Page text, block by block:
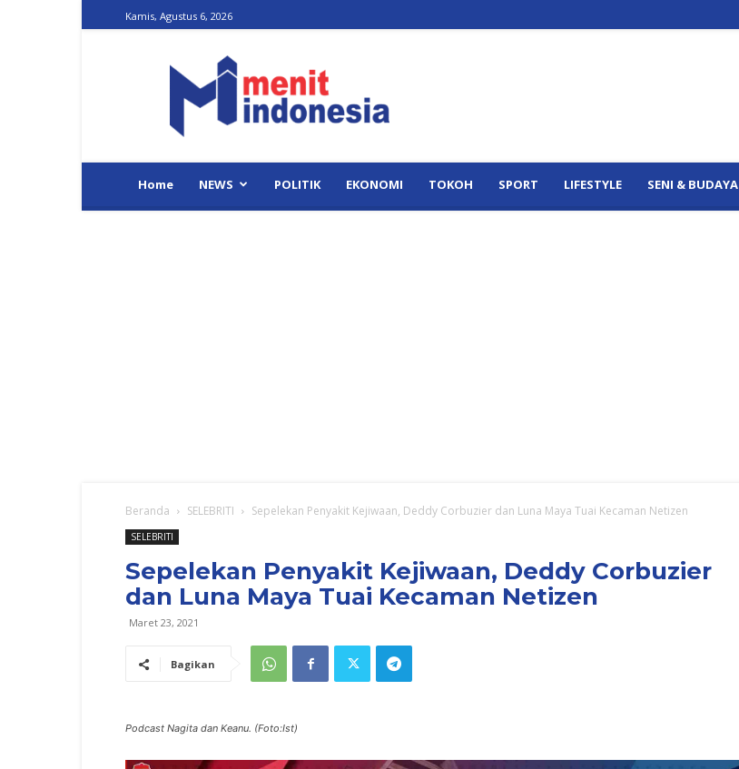
Kamis, Agustus 6, 2026
Indonesia
Home NEWS POLITIK EKONOMI TOKOH SPORT LIFESTYLE SENI & BUDAYA
Beranda SELEBRITI Sepelekan Penyakit Kejiwaan, Deddy Corbuzier dan Luna Maya Tuai Kecaman Netizen
SELEBRITI
Sepelekan Penyakit Kejiwaan, Deddy Corbuzier
dan Luna Maya Tuai Kecaman Netizen
Maret 23, 2021
Bagikan
Podcast Nagita dan Keanu. (Foto:Ist)